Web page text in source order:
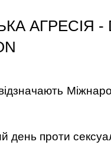
АГРЕСІЯ -
відзначають
день проти